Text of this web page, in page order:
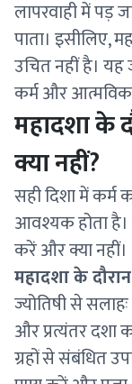
लापरवाही में पड़
पाता। इसीलिए,
उचित नहीं है।
कर्म और
महादशा के
क्या नहीं?
सही दिशा में कर्म
आवश्यक होता है।
करें और क्या नहीं।
महादशा के
ज्योतिषी से
और प्रत्यंतर दशा
ग्रहों से संबंधित